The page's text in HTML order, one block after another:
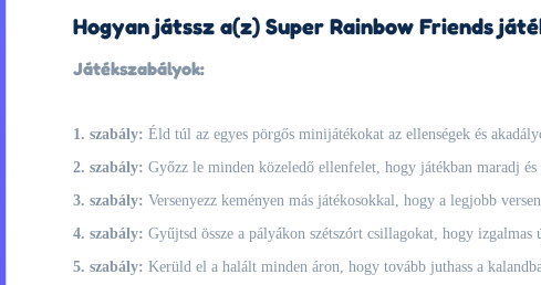
Hogyan játssz a(z) Super Rainbow Friends
Játékszabályok:
1. szabály: Éld túl az egyes pörgős minijátékokat az ellenségek és
2. szabály: Győzz le minden közeledő ellenfelet, hogy játékban maradj
3. szabály: Versenyezz keményen más játékosokkal, hogy a legjobb
4. szabály: Gyűjtsd össze a pályákon szétszórt csillagokat, hogy
5. szabály: Kerüld el a halált minden áron, hogy tovább juthass a